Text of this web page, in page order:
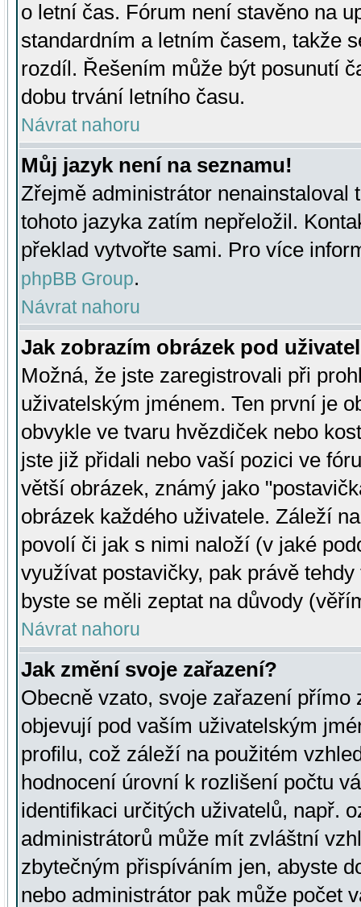
o letní čas. Fórum není stavěno na
standardním a letním časem, takže
rozdíl. Řešením může být posunutí
dobu trvání letního času.
Návrat nahoru
Můj jazyk není na seznamu!
Zřejmě administrátor nenainstaloval
tohoto jazyka zatím nepřeložil.
překlad vytvořte sami. Pro více
phpBB Group.
Návrat nahoru
Jak zobrazím obrázek pod
Možná, že jste zaregistrovali při
uživatelským jménem. Ten první je
obvykle ve tvaru hvězdiček nebo
jste již přidali nebo vaší pozici ve
větší obrázek, známý jako
obrázek každého uživatele. Záleží
povolí či jak s nimi naloží (v jaké
využívat postavičky, pak právě
byste se měli zeptat na důvody
Návrat nahoru
Jak změní svoje zařazení?
Obecně vzato, svoje zařazení přímo
objevují pod vaším uživatelským
profilu, což záleží na použitém
hodnocení úrovní k rozlišení počtu
identifikaci určitých uživatelů, např.
administrátorů může mít zvláštní
zbytečným přispíváním jen, abyste
nebo administrátor pak může počet